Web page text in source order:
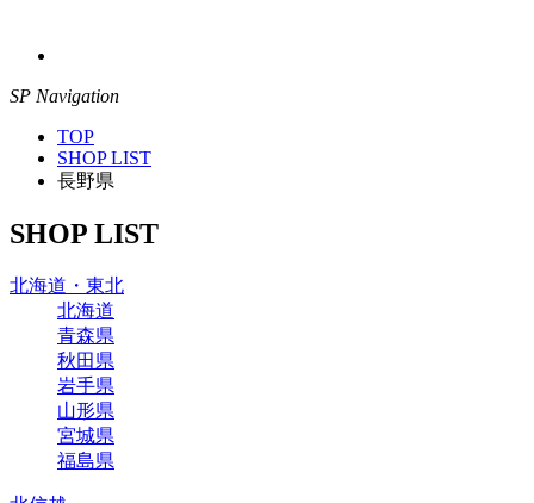
SP Navigation
TOP
SHOP LIST
長野県
SHOP LIST
北海道・東北
北海道
青森県
秋田県
岩手県
山形県
宮城県
福島県